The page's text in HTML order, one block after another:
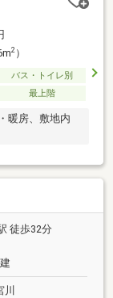
2）
バス・トイレ別
最上階
暖房、敷地内
徒歩32分